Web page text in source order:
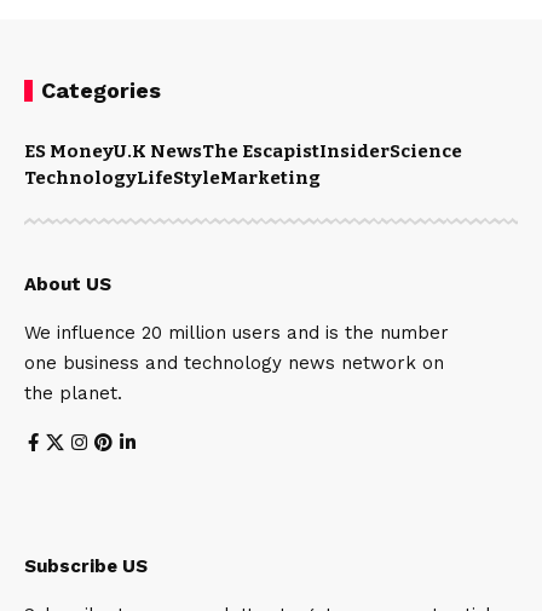
Categories
ES MoneyU.K NewsThe EscapistInsiderScience
TechnologyLifeStyleMarketing
About US
We influence 20 million users and is the number
one business and technology news network on
the planet.
Subscribe US